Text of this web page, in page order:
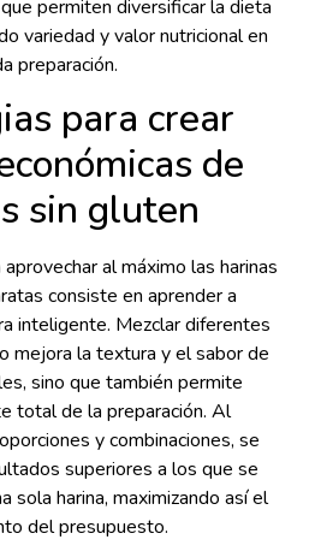
permiten diversificar la dieta
variedad y valor nutricional en
preparación.
para crear
de
sin gluten
al máximo las harinas
consiste en aprender a
inteligente. Mezclar diferentes
mejora la textura y el sabor de
sino que también permite
total de la preparación. Al
y combinaciones, se
superiores a los que se
sola harina, maximizando así el
del presupuesto.